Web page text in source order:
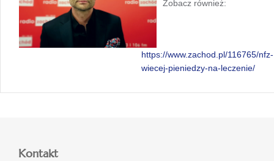
Zobacz również:
https://www.zachod.pl/116765/nfz-
wiecej-pieniedzy-na-leczenie/
Kontakt